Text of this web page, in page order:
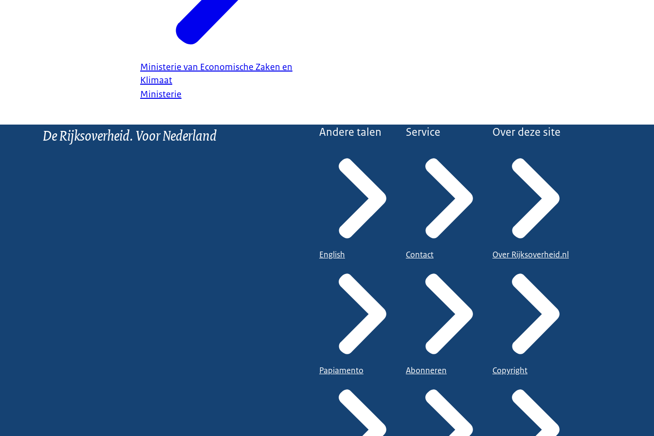
Ministerie van Economische Zaken en
Klimaat
Ministerie
De Rijksoverheid. Voor Nederland Andere talen
English
Papiamento
Service
Contact
Abonneren
Over deze site
Over Rijksoverheid.nl
Copyright